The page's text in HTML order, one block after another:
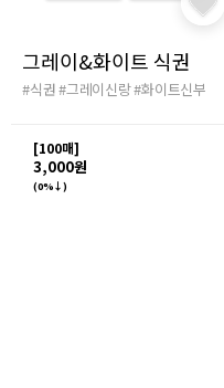
그레이&화이트 식권
#식권#그레이신랑#화이트신부
[100매]
3,000원
(0%↓)